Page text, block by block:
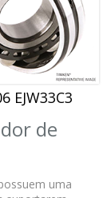
EJW33C3
de
uma